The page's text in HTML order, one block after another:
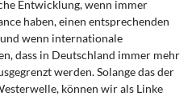
Entwicklung, wenn immer
haben, einen entsprechenden
wenn internationale
dass in Deutschland immer mehr
werden. Solange das der
können wir als Linke